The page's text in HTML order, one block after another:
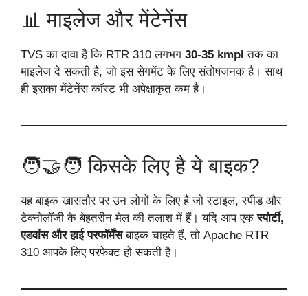
📊 माइलेज और मेंटेनेंस
TVS का दावा है कि RTR 310 लगभग 30-35 kmpl तक का
माइलेज दे सकती है, जो इस सेगमेंट के लिए संतोषजनक है। साथ
ही इसका मेंटेनेंस कॉस्ट भी अपेक्षाकृत कम है।
🧑‍🤝‍🧑 किसके लिए है ये बाइक?
यह बाइक खासतौर पर उन लोगों के लिए है जो स्टाइल, स्पीड और
टेक्नोलॉजी के बेहतरीन मेल की तलाश में हैं। यदि आप एकस्पोर्टी,
एडवांस और हाई परफॉर्मेंसबाइक चाहते हैं, तो Apache RTR
310 आपके लिए परफेक्ट हो सकती है।